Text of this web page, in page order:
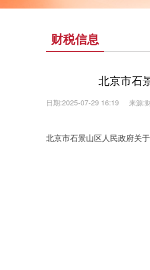
财税信息
北京市石
日期:2025-07-29 16:19 来源:
北京市石景山区人民政府关